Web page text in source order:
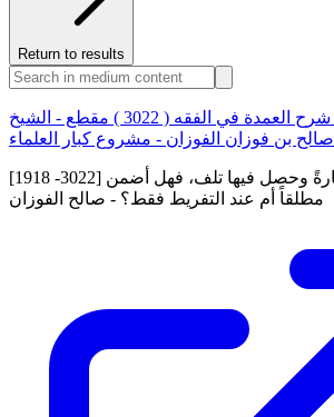
Return to results
سؤال وجواب من شرح العمدة في الفقه ( 3022 ) مقطع - الشيخ
صالح بن فوزان الفوزان - مشروع كبار العلماء
[1918 -3022] إذا استأجرت سيارةً وحصل فيها تلف، فهل أضمن
مطلقاً أم عند التفريط فقط؟ - صالح الفوزان